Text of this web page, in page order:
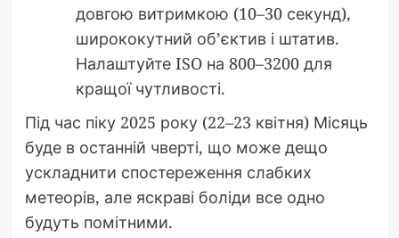
довгою витримкою (10–30 секунд),
ширококутний об’єктив і штатив.
Налаштуйте ISO на 800–3200 для
кращої чутливості.
Під час піку 2025 року (22–23 квітня) Місяць
буде в останній чверті, що може дещо
ускладнити спостереження слабких
метеорів, але яскраві боліди все одно
будуть помітними.